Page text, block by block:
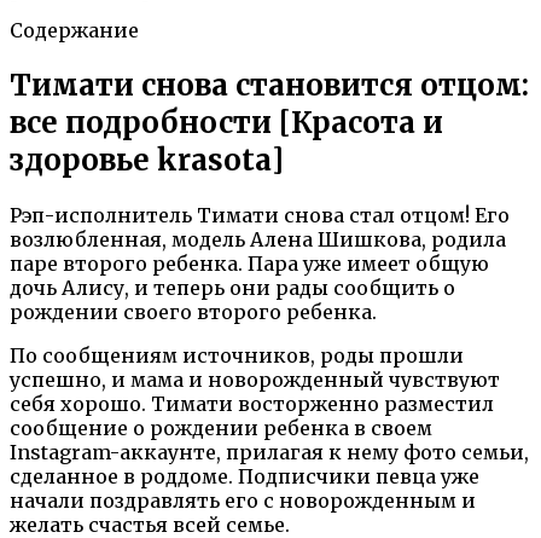
Содержание
Тимати снова становится отцом:
все подробности [Красота и
здоровье krasota]
Рэп-исполнитель Тимати снова стал отцом! Его
возлюбленная, модель Алена Шишкова, родила
паре второго ребенка. Пара уже имеет общую
дочь Алису, и теперь они рады сообщить о
рождении своего второго ребенка.
По сообщениям источников, роды прошли
успешно, и мама и новорожденный чувствуют
себя хорошо. Тимати восторженно разместил
сообщение о рождении ребенка в своем
Instagram-аккаунте, прилагая к нему фото семьи,
сделанное в роддоме. Подписчики певца уже
начали поздравлять его с новорожденным и
желать счастья всей семье.